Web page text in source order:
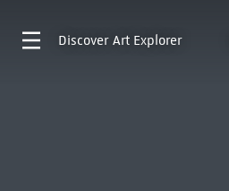
Discover Art Explorer